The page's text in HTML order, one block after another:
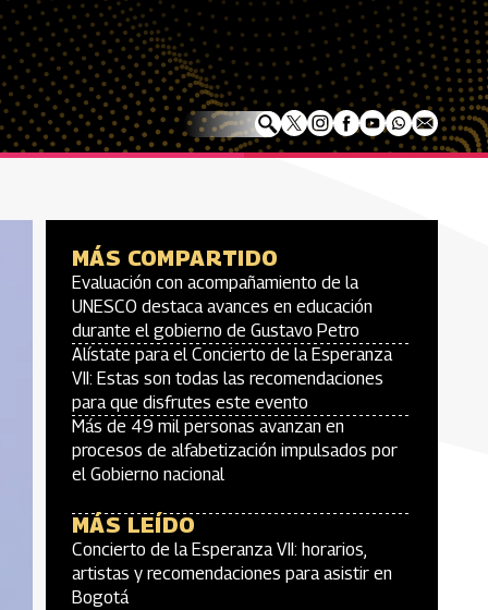
MÁS COMPARTIDO
Evaluación con acompañamiento de la
UNESCO destaca avances en educación
durante el gobierno de Gustavo Petro
Alístate para el Concierto de la Esperanza
VII: Estas son todas las recomendaciones
para que disfrutes este evento
Más de 49 mil personas avanzan en
procesos de alfabetización impulsados por
el Gobierno nacional
MÁS LEÍDO
Concierto de la Esperanza VII: horarios,
artistas y recomendaciones para asistir en
Bogotá